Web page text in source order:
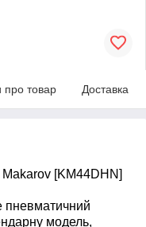
про товар Доставка
[KM44DHN]
пневматичний
модель,